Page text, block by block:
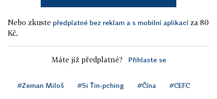
Nebo zkuste předplatné bez reklam a s mobilní aplikací za 80
Kč.
Máte již předplatné? Přihlaste se
#Zeman Miloš #Si Ťin-pching #Čína #CEFC